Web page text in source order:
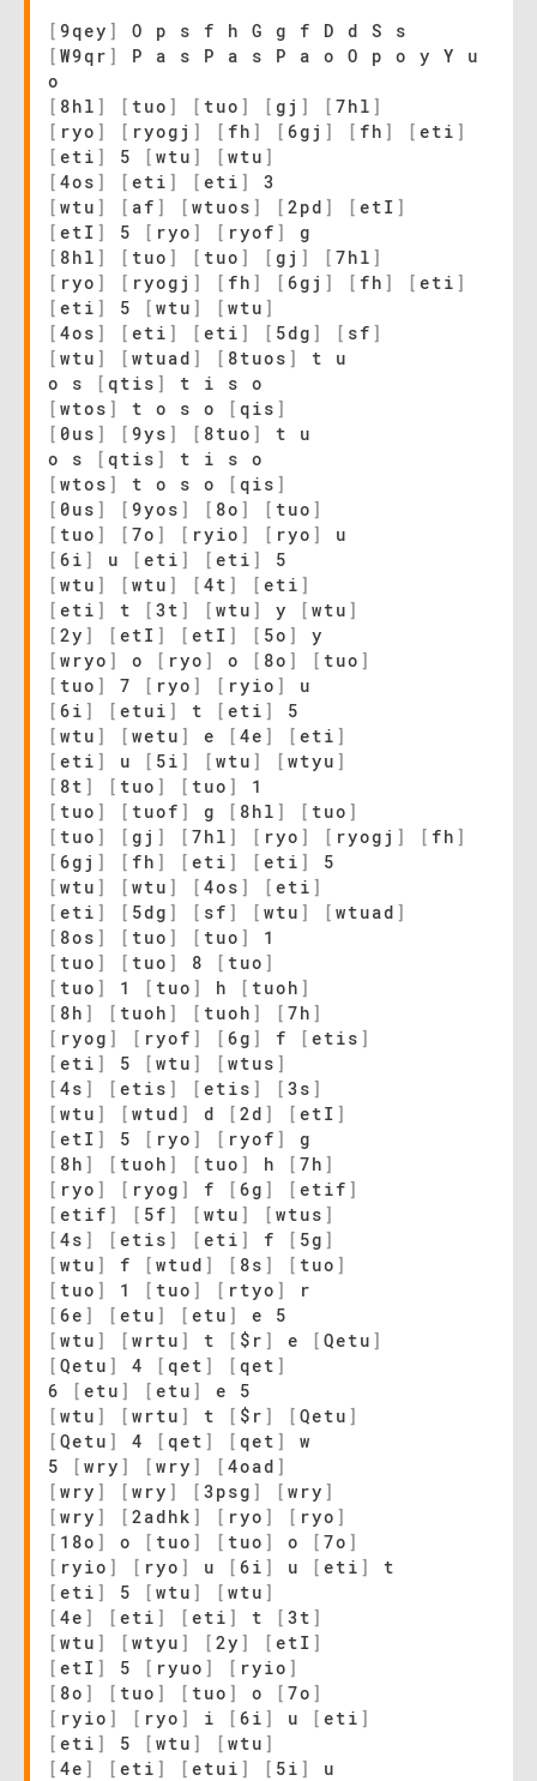
[ 9qey ]
O p s f h G g f D d S s
[ W9qr ]
P a s P a s P a o O p o y Y u
o
[ 8hl ] [ tuo ] [ tuo ] [ gj ] [ 7hl ]
[ ryo ] [ ryogj ] [ fh ] [ 6gj ] [ fh ] [ eti ]
[ eti ] 5 [ wtu ] [ wtu ]
[ 4os ] [ eti ] [ eti ]
3
[ wtu ] [ af ] [ wtuos ] [ 2pd ] [ etI ]
[ etI ] 5 [ ryo ] [ ryof ]
g
[ 8hl ] [ tuo ] [ tuo ] [ gj ] [ 7hl ]
[ ryo ] [ ryogj ] [ fh ] [ 6gj ] [ fh ] [ eti ]
[ eti ] 5 [ wtu ] [ wtu ]
[ 4os ] [ eti ] [ eti ] [ 5dg ] [ sf ]
[ wtu ] [ wtuad ] [ 8tuos ]
t u
o s
[ qtis ]
t i s o
[ wtos ] t o s o [ qis ]
[ 0us ] [ 9ys ] [ 8tuo ]
t u
o s
[ qtis ]
t i s o
[ wtos ] t o s o [ qis ]
[ 0us ] [ 9yos ] [ 8o ] [ tuo ]
[ tuo ] [ 7o ] [ ryio ] [ ryo ]
u
[ 6i ] u [ eti ] [ eti ]
5
[ wtu ] [ wtu ] [ 4t ] [ eti ]
[ eti ] t [ 3t ] [ wtu ] y [ wtu ]
[ 2y ] [ etI ] [ etI ] [ 5o ]
y
[ wryo ] o [ ryo ] o [ 8o ] [ tuo ]
[ tuo ] 7 [ ryo ] [ ryio ]
u
[ 6i ] [ etui ] t [ eti ]
5
[ wtu ] [ wetu ] e [ 4e ] [ eti ]
[ eti ] u [ 5i ] [ wtu ] [ wtyu ]
[ 8t ] [ tuo ] [ tuo ]
1
[ tuo ] [ tuof ] g [ 8hl ] [ tuo ]
[ tuo ] [ gj ] [ 7hl ] [ ryo ] [ ryogj ] [ fh ]
[ 6gj ] [ fh ] [ eti ] [ eti ]
5
[ wtu ] [ wtu ] [ 4os ] [ eti ]
[ eti ] [ 5dg ] [ sf ] [ wtu ] [ wtuad ]
[ 8os ] [ tuo ] [ tuo ]
1
[ tuo ] [ tuo ] 8 [ tuo ]
[ tuo ] 1 [ tuo ] h [ tuoh ]
[ 8h ] [ tuoh ] [ tuoh ] [ 7h ]
[ ryog ] [ ryof ] [ 6g ] f [ etis ]
[ eti ] 5 [ wtu ] [ wtus ]
[ 4s ] [ etis ] [ etis ] [ 3s ]
[ wtu ] [ wtud ] d [ 2d ] [ etI ]
[ etI ] 5 [ ryo ] [ ryof ]
g
[ 8h ] [ tuoh ] [ tuo ] h [ 7h ]
[ ryo ] [ ryog ] f [ 6g ] [ etif ]
[ etif ] [ 5f ] [ wtu ] [ wtus ]
[ 4s ] [ etis ] [ eti ] f [ 5g ]
[ wtu ] f [ wtud ] [ 8s ] [ tuo ]
[ tuo ] 1 [ tuo ] [ rtyo ]
r
[ 6e ] [ etu ] [ etu ]
e 5
[ wtu ] [ wrtu ] t [ $r ] e [ Qetu ]
[ Qetu ] 4 [ qet ] [ qet ]
6
[ etu ] [ etu ]
e 5
[ wtu ] [ wrtu ] t [ $r ] [ Qetu ]
[ Qetu ] 4 [ qet ] [ qet ]
w
5
[ wry ] [ wry ] [ 4oad ]
[ wry ] [ wry ] [ 3psg ] [ wry ]
[ wry ] [ 2adhk ] [ ryo ] [ ryo ]
[ 18o ] o [ tuo ] [ tuo ] o [ 7o ]
[ ryio ] [ ryo ] u [ 6i ] u [ eti ]
t
[ eti ] 5 [ wtu ] [ wtu ]
[ 4e ] [ eti ] [ eti ] t [ 3t ]
[ wtu ] [ wtyu ] [ 2y ] [ etI ]
[ etI ] 5 [ ryuo ] [ ryio ]
[ 8o ] [ tuo ] [ tuo ] o [ 7o ]
[ ryio ] [ ryo ] i [ 6i ] u [ eti ]
[ eti ] 5 [ wtu ] [ wtu ]
[ 4e ] [ eti ] [ etui ] [ 5i ]
u